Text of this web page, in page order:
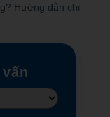
Hướng dẫn chi